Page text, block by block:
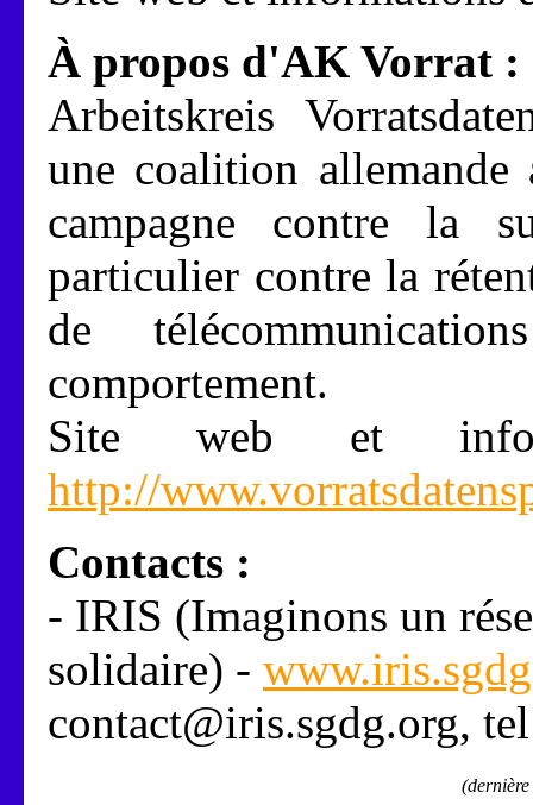
À propos d'AK Vorrat :
Arbeitskreis
une coalition
campagne contre la
particulier contre la
de
comportement.
Site web et
http://
Contacts :
- IRIS (Imaginons un
solidaire) -
contact@iris.sgdg.org,